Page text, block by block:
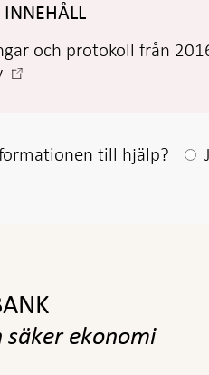
INNEHÅLL
och protokoll från
-
flik
till hjälp?
säker ekonomi